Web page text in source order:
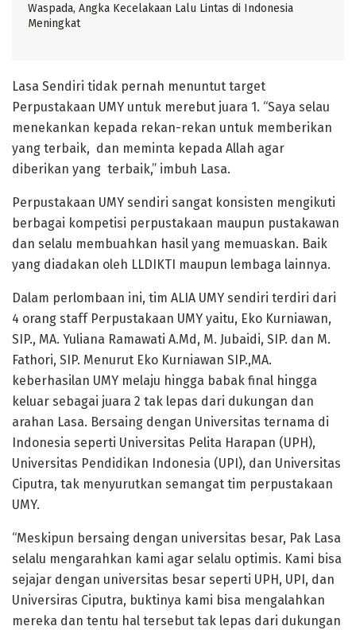
Waspada, Angka Kecelakaan Lalu Lintas di Indonesia
Meningkat
Lasa Sendiri tidak pernah menuntut target
Perpustakaan UMY untuk merebut juara 1. “Saya selau
menekankan kepada rekan-rekan untuk memberikan
yang terbaik, dan meminta kepada Allah agar
diberikan yang terbaik,” imbuh Lasa.
Perpustakaan UMY sendiri sangat konsisten mengikuti
berbagai kompetisi perpustakaan maupun pustakawan
dan selalu membuahkan hasil yang memuaskan. Baik
yang diadakan oleh LLDIKTI maupun lembaga lainnya.
Dalam perlombaan ini, tim ALIA UMY sendiri terdiri dari
4 orang staff Perpustakaan UMY yaitu, Eko Kurniawan,
SIP., MA. Yuliana Ramawati A.Md, M. Jubaidi, SIP. dan M.
Fathori, SIP. Menurut Eko Kurniawan SIP.,MA.
keberhasilan UMY melaju hingga babak final hingga
keluar sebagai juara 2 tak lepas dari dukungan dan
arahan Lasa. Bersaing dengan Universitas ternama di
Indonesia seperti Universitas Pelita Harapan (UPH),
Universitas Pendidikan Indonesia (UPI), dan Universitas
Ciputra, tak menyurutkan semangat tim perpustakaan
UMY.
“Meskipun bersaing dengan universitas besar, Pak Lasa
selalu mengarahkan kami agar selalu optimis. Kami bisa
sejajar dengan universitas besar seperti UPH, UPI, dan
Universiras Ciputra, buktinya kami bisa mengalahkan
mereka dan tentu hal tersebut tak lepas dari dukungan